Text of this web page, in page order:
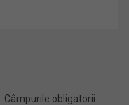
Câmpurile obligatorii